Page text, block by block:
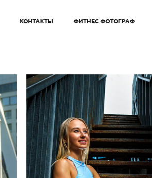
КОНТАКТЫ ФИТНЕС ФОТОГРАФ